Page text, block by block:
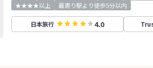
★★★★以上
最寄り駅より徒歩5分以内
日本旅行 4.0